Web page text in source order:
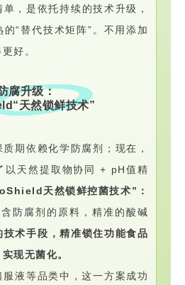
，是依托持续的技术升级，
“替代技术矩阵”。不用添加
好。
腐升级：
天然锁鲜技术”
期依赖化学防腐剂；现在，
以天然提取物协同 + pH值精
天然锁鲜控菌技术”：
防腐剂的原料，精准的酸碱
技术手段，精准锁住功能食品
现无菌化。
液等品类中，这一方案成功